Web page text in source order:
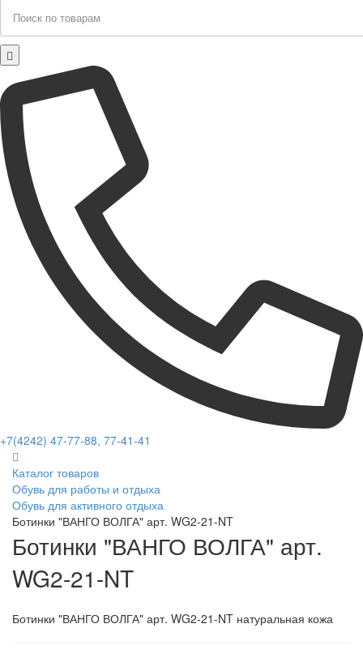
+7(4242) 47-77-88, 77-41-41
Каталог товаров
Обувь для работы и отдыха
Обувь для активного отдыха
Ботинки "ВАНГО ВОЛГА" арт. WG2-21-NT
Ботинки "ВАНГО ВОЛГА" арт.
WG2-21-NT
Ботинки "ВАНГО ВОЛГА" арт. WG2-21-NT натуральная кожа